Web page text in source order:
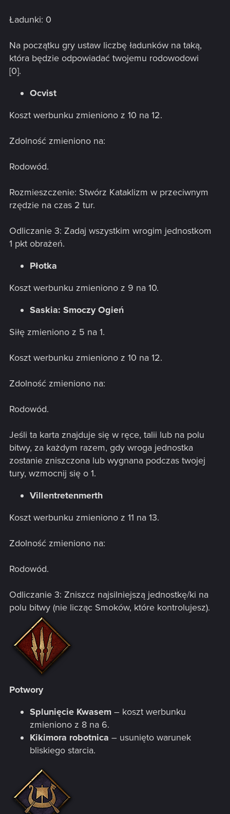
Ładunki: 0
Na początku gry ustaw liczbę ładunków na taką,
która będzie odpowiadać twojemu rodowodowi
[0].
Ocvist
Koszt werbunku zmieniono z 10 na 12.
Zdolność zmieniono na:
Rodowód.
Rozmieszczenie: Stwórz Kataklizm w przeciwnym
rzędzie na czas 2 tur.
Odliczanie 3: Zadaj wszystkim wrogim jednostkom
1 pkt obrażeń.
Płotka
Koszt werbunku zmieniono z 9 na 10.
Saskia: Smoczy Ogień
Siłę zmieniono z 5 na 1.
Koszt werbunku zmieniono z 10 na 12.
Zdolność zmieniono na:
Rodowód.
Jeśli ta karta znajduje się w ręce, talii lub na polu
bitwy, za każdym razem, gdy wroga jednostka
zostanie zniszczona lub wygnana podczas twojej
tury, wzmocnij się o 1.
Villentretenmerth
Koszt werbunku zmieniono z 11 na 13.
Zdolność zmieniono na:
Rodowód.
Odliczanie 3: Zniszcz najsilniejszą jednostkę/ki na
polu bitwy (nie licząc Smoków, które kontrolujesz).
Potwory
Splunięcie Kwasem – koszt werbunku
zmieniono z 8 na 6.
Kikimora robotnica – usunięto warunek
bliskiego starcia.